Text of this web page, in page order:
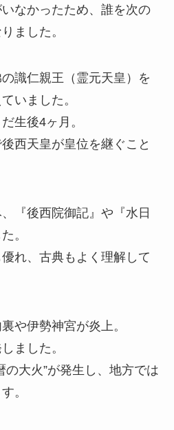
なかったため、誰を次の
ました。
識仁親王（霊元天皇）を
いました。
生後4ヶ月。
西天皇が皇位を継ぐこと
『後西院御記』や『水日
。
れ、古典もよく理解して
や伊勢神宮が炎上。
ました。
の大火”が発生し、地方では
。